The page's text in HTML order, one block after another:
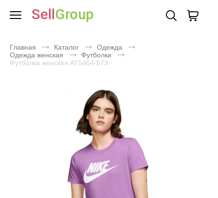
Главная Каталог
Одежда
Одежда женская
Футболки
Футболка женская AT5464-573